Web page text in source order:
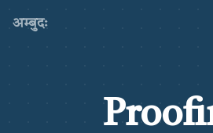
अम्बुदः